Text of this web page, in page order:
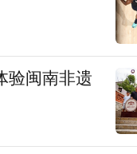
验闽南非遗